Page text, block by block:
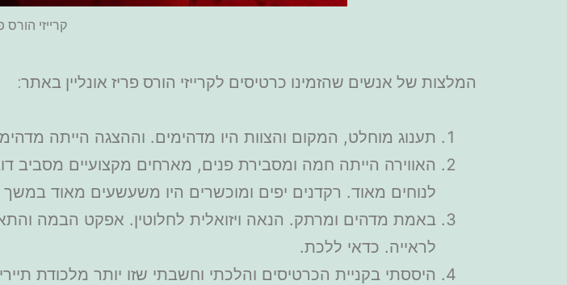
קרייזי הורס
המלצות של אנשים שהזמינו כרטיסים לקרייזי הורס פריז אונליין באתר:
תענוג מוחלט, המקום והצוות היו מדהימים. וההצגה הייתה
האווירה הייתה חמה ומסבירת פנים, מארחים מקצועיים
לנוחים מאוד. רקדנים יפים ומוכשרים היו משעשעים מאוד
באמת מדהים ומרתק. הנאה ויזואלית לחלוטין. אפקט הבמה
לראייה. כדאי ללכת.
היססתי בקניית הכרטיסים והלכתי וחשבתי שזו יותר מלכודת